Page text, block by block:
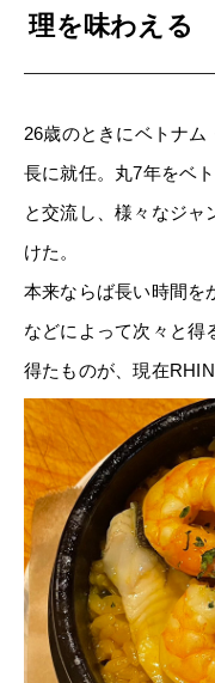
理を味わえる
26歳のときにベトナ
長に就任。丸7年をベ
と交流し、様々なジャ
けた。
本来ならば長い時間を
などによって次々と得
得たものが、現在